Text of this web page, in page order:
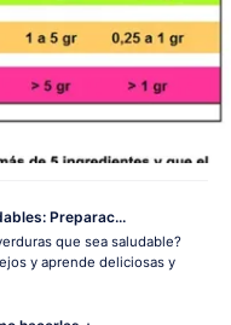
Preparac...
que sea saludable?
y aprende deliciosas y